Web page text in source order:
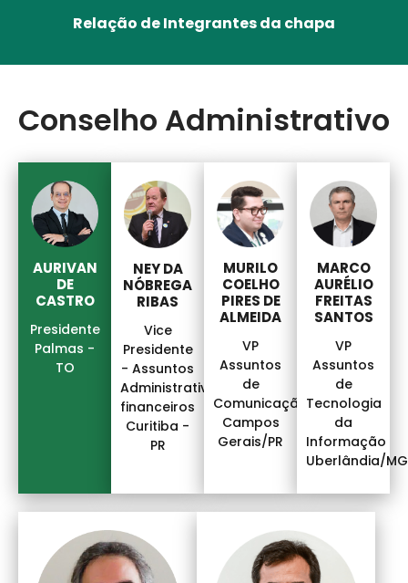
Relação de Integrantes da chapa
Conselho Administrativo
AURIVAN
DE
CASTRO
Presidente
Palmas -
TO
NEY DA
NÓBREGA
RIBAS
Vice
Presidente
- Assuntos
Administrativo
financeiros
Curitiba -
PR
MURILO
COELHO
PIRES DE
ALMEIDA
VP
Assuntos
de
Comunicação
Campos
Gerais/PR
MARCO
AURÉLIO
FREITAS
SANTOS
VP
Assuntos
de
Tecnologia
da
Informação
Uberlândia/MG